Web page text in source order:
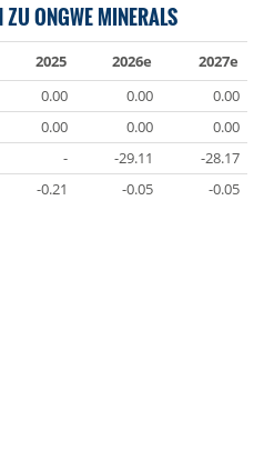
ONGWE MINERALS
2025 2026e
2027e
0.00 0.00
0.00
0.00 0.00
0.00
- -29.11
-28.17
-0.21 -0.05 -0.05